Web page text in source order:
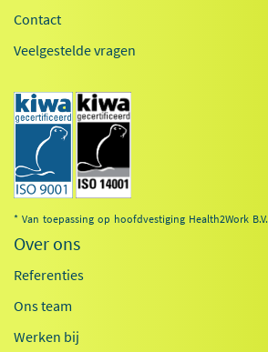
Contact
Veelgestelde vragen
* Van toepassing op hoofdvestiging Health2Work B.V.
Over ons
Referenties
Ons team
Werken bij